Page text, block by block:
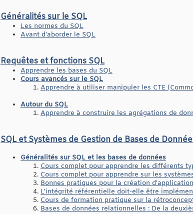
Généralités sur le SQL
Les normes du SQL
Avant d'aborder le SQL
Requêtes et fonctions SQL
Apprendre les bases du SQL
Cours avancés sur le SQL
Apprendre à utiliser manipuler les CTE
Autour du SQL
Apprendre à construire les agrégations de
SQL et Systèmes de Gestion de Bases de
Généralités sur SQL et les bases de données
Cours complet pour apprendre les différents
Cours complet pour apprendre sur les
Bonnes pratiques pour la création
L'intégrité référentielle doit-elle être
Cours de formation pratique sur la
Bases de données relationnelles : De la